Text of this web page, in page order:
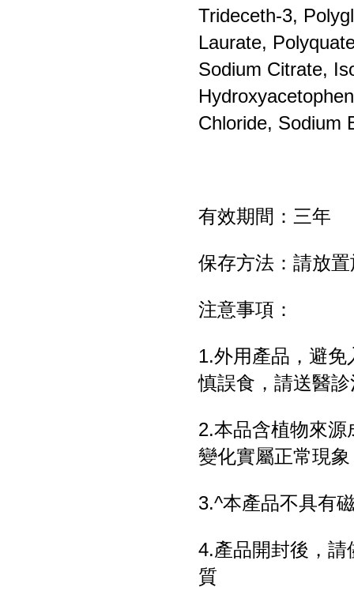
Trideceth-3,
Laurate,
Sodium Citrate,
Chloride, Sodium
有效期間：三年
保存方法：請放
注意事項：
1.外用產品，避
慎誤食，請送醫診
2.本品含植物來
變化實屬正常現象
3.^本產品不具有
4.產品開封後，
質